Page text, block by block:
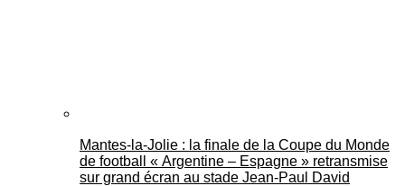
Mantes-la-Jolie : la finale de la Coupe du Monde
de football « Argentine – Espagne » retransmise
sur grand écran au stade Jean-Paul David